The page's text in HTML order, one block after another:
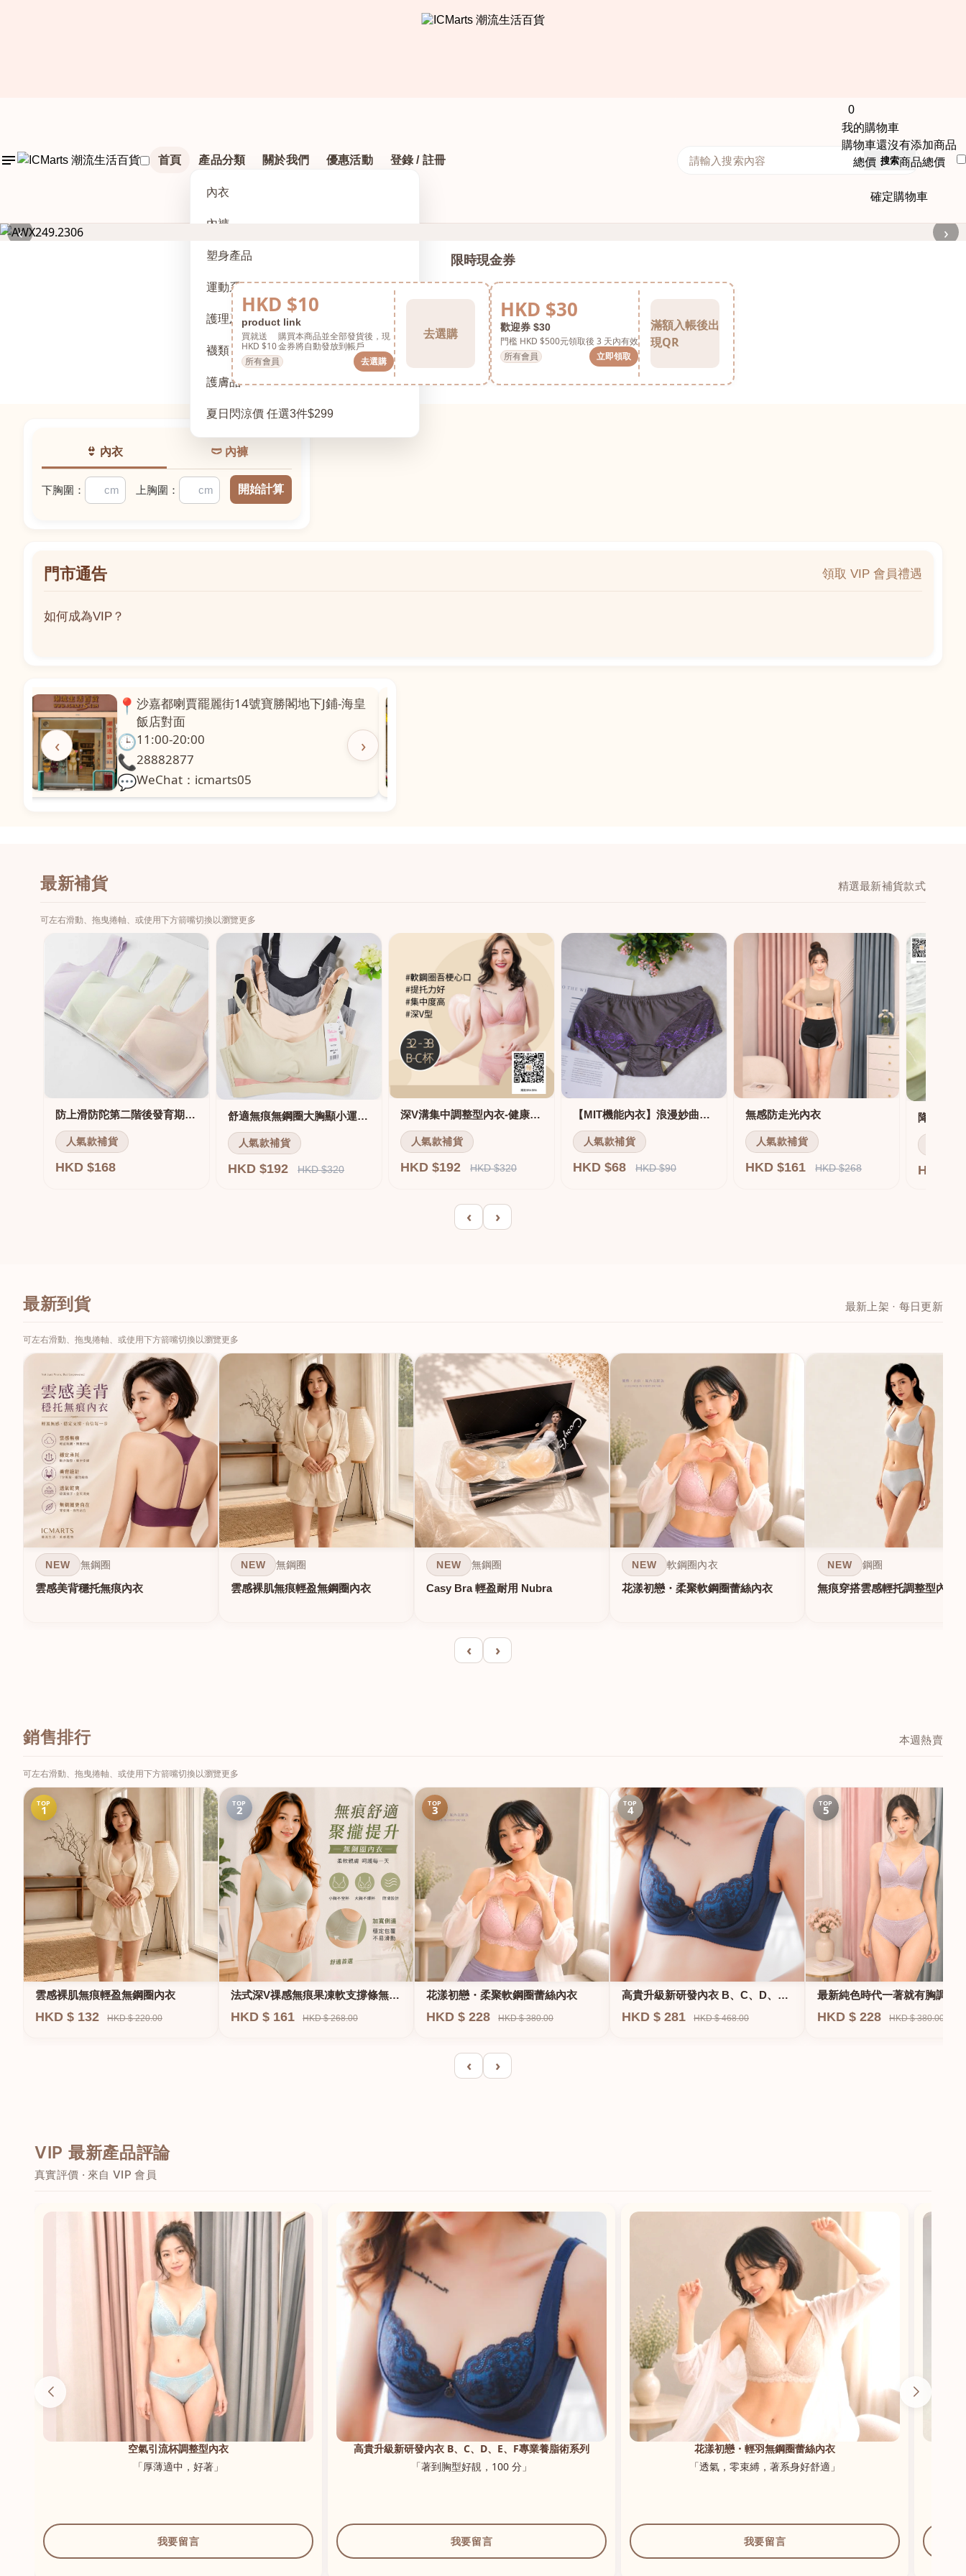
首頁 產品分類
內衣
內褲
塑身產品
運動系列
護理及配件
襪類
護膚品
夏日閃涼價 任選3件$299
關於我們 優惠活動 登錄 / 註冊
0
我的購物車
購物車還沒有添加商品
總價： 商品總價
確定購物車
搜索
‹ ›
限時現金券
HKD $10
product link
買就送
HKD $10
購買本商品並全部發貨後，現
金券將自動發放到帳戶
所有會員
去選購
去選購
HKD $30
歡迎券 $30
門檻 HKD $500元領取後 3 天內有效
所有會員
立即領取
滿額入帳後出
現QR
👙 內衣 🩲 內褲
下胸圍： 上胸圍： 開始計算
門市通告
領取 VIP 會員禮遇
如何成為VIP？
‹ ›
📍澳門啤利喇街121號珍興樓L1舖 粵華廣場對
面
🕒11:00-20:00
📞28331971
💬WeChat：icmarts02
最新補貨 精選最新補貨款式
可左右滑動、拖曳捲軸、或使用下方箭嘴切換以瀏覽更多
防上滑防陀第二階後發育期內衣
人氣款補貨
HKD $168
舒適無痕無鋼圈大胸顯小運動內衣
人氣款補貨
HKD $192 HKD $320
深V溝集中調整型內衣-健康軟鋼圈
人氣款補貨
HKD $192 HKD $320
【MIT機能內衣】浪漫妙曲機能調整內衣 配套內褲
人氣款補貨
HKD $68 HKD $90
無感防走光內衣
人氣款補貨
HKD $161 HKD $268 HKD
‹ ›
最新到貨 最新上架 · 每日更新
可左右滑動、拖曳捲軸、或使用下方箭嘴切換以瀏覽更多
NEW 無鋼圈
雲感美背穩托無痕內衣
NEW 無鋼圈
雲感裸肌無痕輕盈無鋼圈內衣
NEW 無鋼圈
Casy Bra 輕盈耐用 Nubra
NEW 軟鋼圈內衣
花漾初戀・柔聚軟鋼圈蕾絲內衣
NEW 鋼圈
無痕穿搭雲感輕托調整型內衣
‹ ›
銷售排行 本週熱賣
可左右滑動、拖曳捲軸、或使用下方箭嘴切換以瀏覽更多
TOP
1
雲感裸肌無痕輕盈無鋼圈內衣
HKD $ 132 HKD $ 220.00
TOP
2
法式深V祼感無痕果凍軟支撐條無鋼
圈內衣
HKD $ 161 HKD $ 268.00
TOP
3
花漾初戀・柔聚軟鋼圈蕾絲內衣
HKD $ 228 HKD $ 380.00
TOP
4
高貴升級新研發內衣 B、C、D、
E、F專業養脂術系列
HKD $ 281 HKD $ 468.00
TOP
5
最新純色時代一著就有胸調整
衣-專治小胸 蝴蝶肌位矯正型內
HKD $ 228 HKD $ 380.00
‹ ›
VIP 最新產品評論
真實評價 · 來自 VIP 會員
空氣引流杯調整型內衣
「厚薄適中，好著」
我要留言
高貴升級新研發內衣 B、C、D、E、F專業養脂術系列
「著到胸型好靚，100 分」
我要留言
花漾初戀・輕羽無鋼圈蕾絲內衣
「透氣，零束縛，著系身好舒適」
我要留言